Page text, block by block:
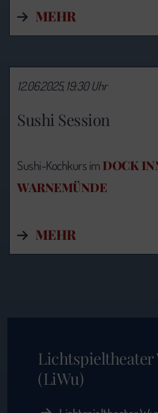
MEHR
Sushi Session
12.06.2025, 19:30 Uhr
Sushi-Kochkurs imDOCK
WARNEMÜNDE
MEHR
(LiWu)